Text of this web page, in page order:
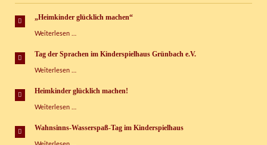
„Heimkinder glücklich machen“
Weiterlesen …
machen“
Tag der Sprachen im Kinderspielhaus Grünbach e.V.
Weiterlesen …
Sprachen
Kinderspielhaus
e.V.
Heimkinder glücklich machen!
Weiterlesen …
machen!
Wahnsinns-Wasserspaß-Tag im Kinderspielhaus